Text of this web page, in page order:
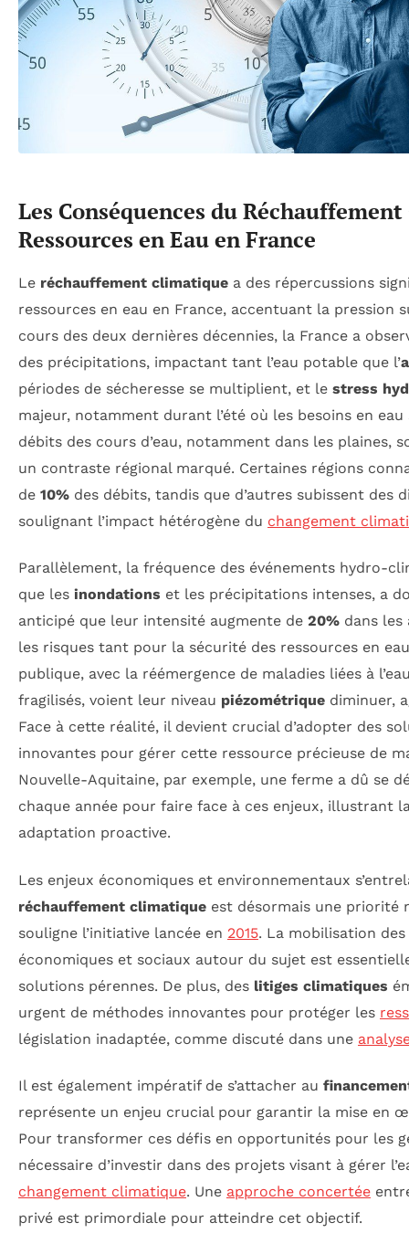
Les Conséquences du
Ressources en Eau en France
Le réchauffement climatique a des répercussions
ressources en eau en France, accentuant la pression
cours des deux dernières décennies, la France a
des précipitations, impactant tant l’eau potable que l’
périodes de sécheresse se multiplient, et le stress
majeur, notamment durant l’été où les besoins en eau
débits des cours d’eau, notamment dans les plaines,
un contraste régional marqué. Certaines régions
de 10% des débits, tandis que d’autres subissent des
soulignant l’impact hétérogène du changement
Parallèlement, la fréquence des événements hydro-
que les inondations et les précipitations intenses, a
anticipé que leur intensité augmente de 20% dans les
les risques tant pour la sécurité des ressources en
publique, avec la réémergence de maladies liées à
fragilisés, voient leur niveau piézométrique diminuer,
Face à cette réalité, il devient crucial d’adopter des
innovantes pour gérer cette ressource précieuse de
Nouvelle-Aquitaine, par exemple, une ferme a dû se
chaque année pour faire face à ces enjeux, illustrant
adaptation proactive.
Les enjeux économiques et environnementaux
réchauffement climatique est désormais une priorité
souligne l’initiative lancée en 2015. La mobilisation
économiques et sociaux autour du sujet est
solutions pérennes. De plus, des litiges climatiques
urgent de méthodes innovantes pour protéger les
législation inadaptée, comme discuté dans une
Il est également impératif de s’attacher au
représente un enjeu crucial pour garantir la mise en
Pour transformer ces défis en opportunités pour les
nécessaire d’investir dans des projets visant à gérer
changement climatique. Une approche concertée
privé est primordiale pour atteindre cet objectif.